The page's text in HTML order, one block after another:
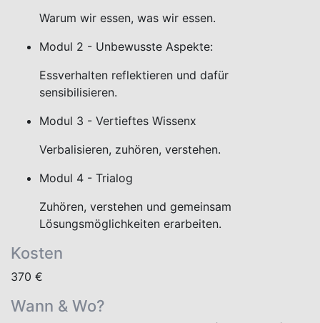
Warum wir essen, was wir essen.
Modul 2 - Unbewusste Aspekte:
Essverhalten reflektieren und dafür
sensibilisieren.
Modul 3 - Vertieftes Wissenx
Verbalisieren, zuhören, verstehen.
Modul 4 - Trialog
Zuhören, verstehen und gemeinsam
Lösungsmöglichkeiten erarbeiten.
Kosten
370 €
Wann & Wo?